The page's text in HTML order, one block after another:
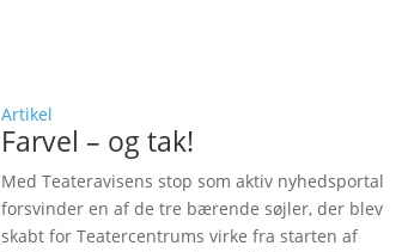
Artikel
Farvel – og tak!
Med Teateravisens stop som aktiv nyhedsportal
forsvinder en af de tre bærende søjler, der blev
skabt for Teatercentrums virke fra starten af